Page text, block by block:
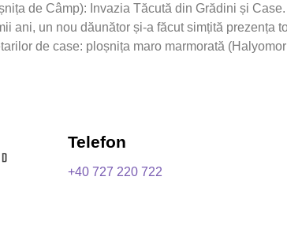
de Câmp): Invazia Tăcută din Grădini și
ani, un nou dăunător și-a făcut simțită
de case: ploșnița maro marmorată
Telefon
+40 727 220 722